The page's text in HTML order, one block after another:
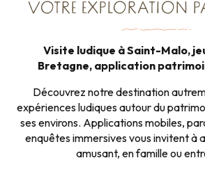
VOTRE EXPLORATION
Visite ludique à Saint-Malo,
Bretagne, application
Découvrez notre destination
expériences ludiques autour du
ses environs. Applications mobiles,
enquêtes immersives vous invitent à
amusant, en famille ou